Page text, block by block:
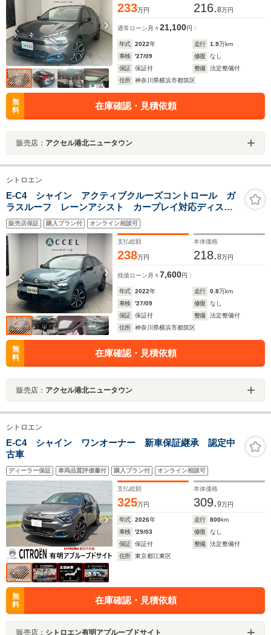
233万円 216.8万円
通常ローン 月々21,100円
年式 2022年 走行 1.9万km
車検
'27/09 修復
なし
保証
保証付 整備
法定整備付
住所
神奈川県横浜市都筑区
無
料
在庫確認・見積依頼
販売店： アクセル港北ニュータウン
シトロエン
E-C4 シャイン アクティブクルーズコントロール ガ
ラスルーフ レーンアシスト カープレイ対応ディスプ
レイオーディオ ブラインドスポットアシスト ステア
リングヒーター LEDヘッドライト バッテリーEV
販売店保証 購入プラン付 オンライン相談可
支払総額
238万円
本体価格
218.8万円
残価ローン 月々7,600円
年式 2022年 走行 0.8万km
車検
'27/09 修復
なし
保証
保証付 整備
法定整備付
住所
神奈川県横浜市都筑区
無
料
在庫確認・見積依頼
販売店： アクセル港北ニュータウン
シトロエン
E-C4 シャイン ワンオーナー 新車保証継承 認定中
古車
ディーラー保証 車両品質評価書付 購入プラン付 オンライン相談可
支払総額
325万円
本体価格
309.9万円
年式 2026年 走行 800km
車検
'29/03 修復
なし
保証
保証付 整備
法定整備付
住所
東京都江東区
無
料
在庫確認・見積依頼
販売店： シトロエン有明アプルーブドサイト